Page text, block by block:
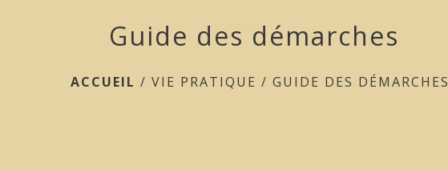
Guide des démarches
ACCUEIL /VIE PRATIQUE /GUIDE DES DÉMARCHES